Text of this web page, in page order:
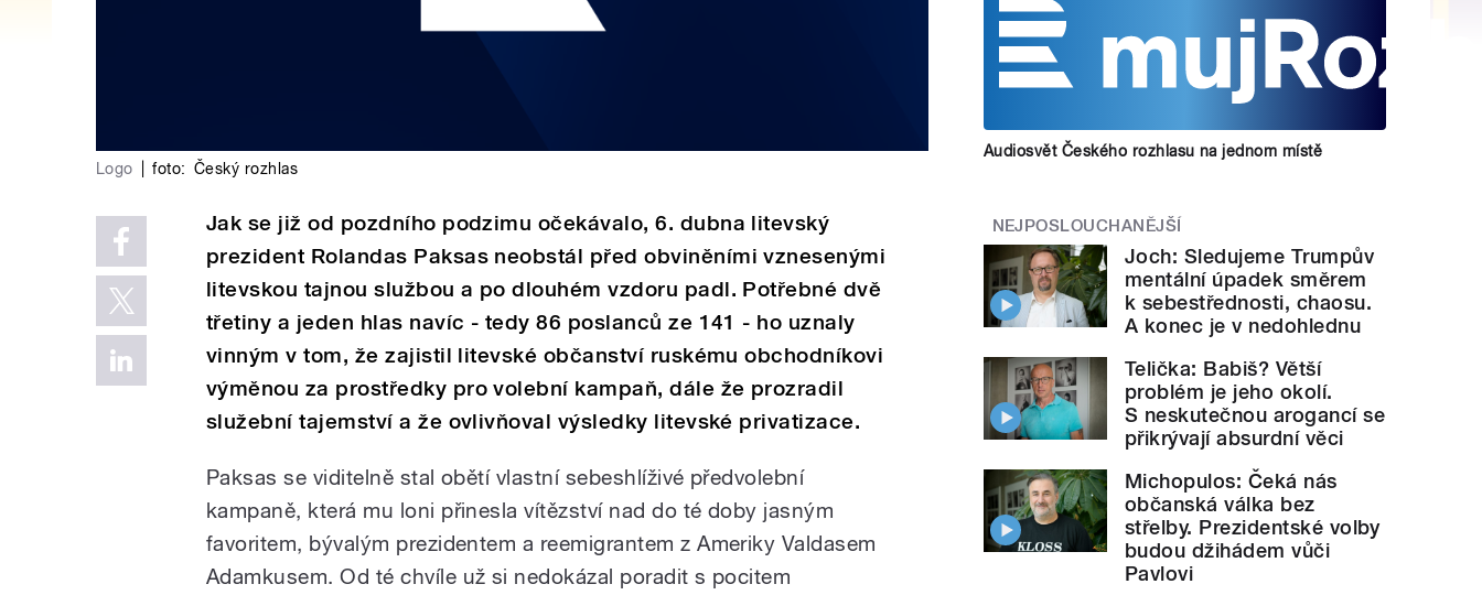
Logo foto: Český rozhlas
Jak se již od pozdního podzimu očekávalo, 6. dubna litevský
prezident Rolandas Paksas neobstál před obviněními vznesenými
litevskou tajnou službou a po dlouhém vzdoru padl. Potřebné dvě
třetiny a jeden hlas navíc - tedy 86 poslanců ze 141 - ho uznaly
vinným v tom, že zajistil litevské občanství ruskému obchodníkovi
výměnou za prostředky pro volební kampaň, dále že prozradil
služební tajemství a že ovlivňoval výsledky litevské privatizace.
Paksas se viditelně stal obětí vlastní sebeshlíživé předvolební
kampaně, která mu loni přinesla vítězství nad do té doby jasným
favoritem, bývalým prezidentem a reemigrantem z Ameriky Valdasem
Adamkusem. Od té chvíle už si nedokázal poradit s pocitem
Audiosvět Českého rozhlasu na jednom místě
NEJPOSLOUCHANĚJŠÍ
Joch: Sledujeme Trumpův
mentální úpadek směrem
k sebestřednosti, chaosu.
A konec je v nedohlednu
Telička: Babiš? Větší
problém je jeho okolí.
S neskutečnou arogancí se
přikrývají absurdní věci
Michopulos: Čeká nás
občanská válka bez
střelby. Prezidentské volby
budou džihádem vůči
Pavlovi